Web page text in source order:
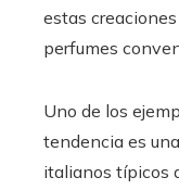
estas
perfumes
Uno de los
tendencia es
italianos típicos